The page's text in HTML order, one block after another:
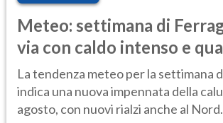
Meteo: settimana di
via con caldo intenso e
temporale
La tendenza meteo per la settimana
indica una nuova impennata della
agosto, con nuovi rialzi anche al Nord.